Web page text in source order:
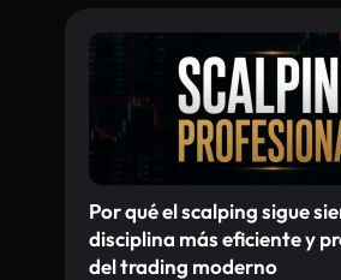
Por qué el scalping sigue
disciplina más eficiente y
del trading moderno